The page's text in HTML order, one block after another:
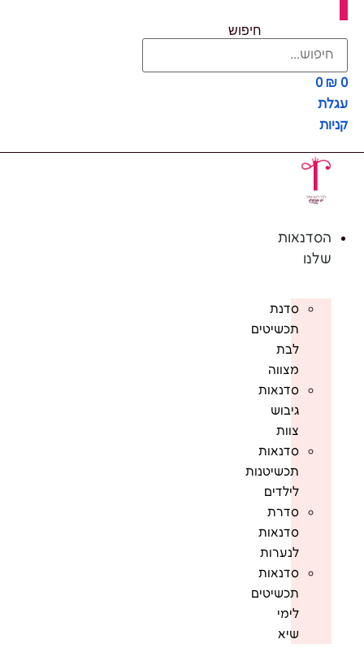
חיפוש
₪ 0
0
עגלת
קניות
הסדנאות
שלנו
סדנת
תכשיטים
לבת
מצווה
סדנאות
גיבוש
צוות
סדנאות
תכשיטנות
לילדים
סדרת
סדנאות
לנערות
סדנאות
תכשיטים
לימי
שיא